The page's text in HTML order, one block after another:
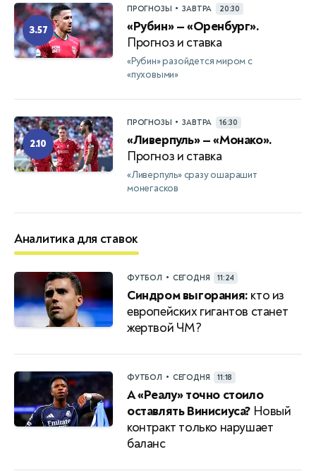
3.57
ПРОГНОЗЫ • ЗАВТРА 20:30
«Рубин» — «Оренбург».
Прогноз и ставка
«Рубин» разойдется миром с
«пуховыми»
2.10
ПРОГНОЗЫ • ЗАВТРА 16:30
«Ливерпуль» — «Монако».
Прогноз и ставка
«Ливерпуль» сразу ошарашит
монегасков
Аналитика для ставок
ФУТБОЛ • СЕГОДНЯ 11:24
Синдром выгорания: кто из
европейских гигантов станет
жертвой ЧМ?
ФУТБОЛ • СЕГОДНЯ 11:18
А «Реалу» точно стоило
оставлять Винисиуса? Новый
контракт только нарушает
баланс